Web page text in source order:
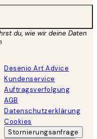
du, wie wir deine Daten
Desenio Art Advice
Kundenservice
Auftragsverfolgung
AGB
Datenschutzerklärung
Cookies
Stornierungsanfrage